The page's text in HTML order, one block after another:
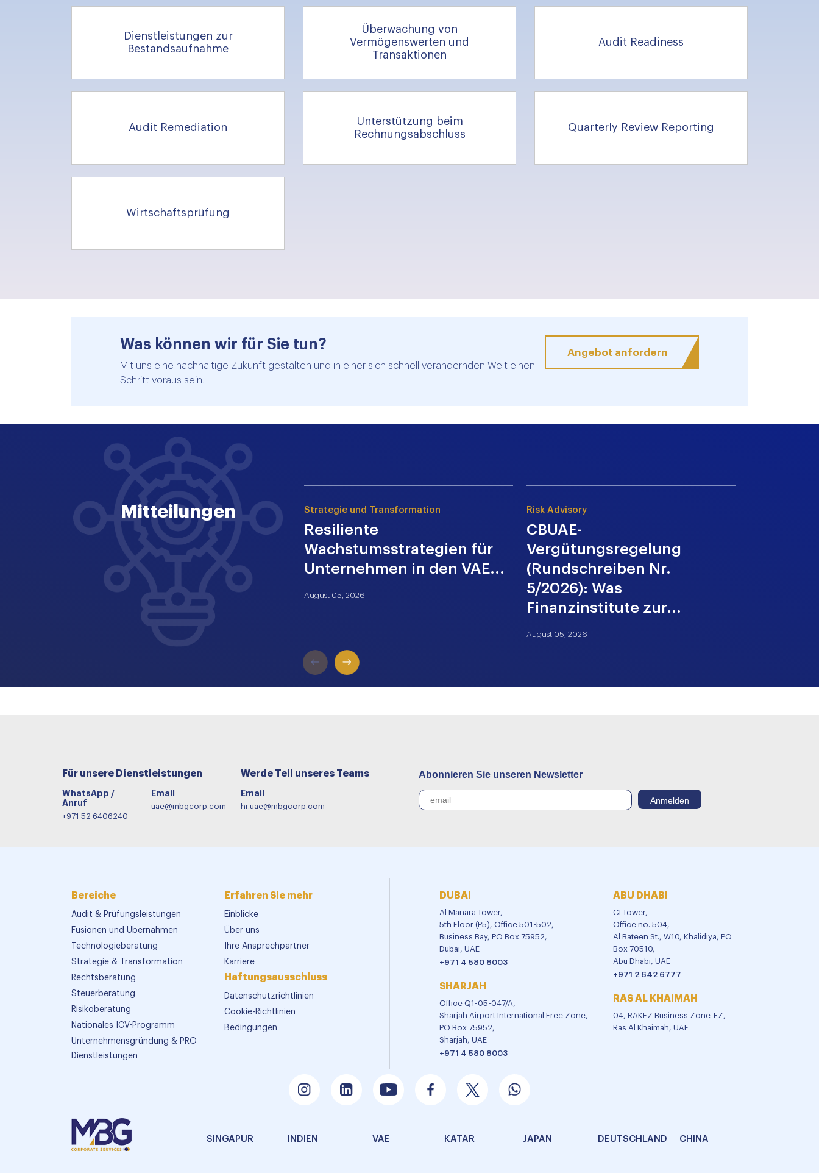
Dienstleistungen zur
Bestandsaufnahme
Überwachung von
Vermögenswerten und
Transaktionen
Audit Readiness
Audit Remediation
Unterstützung beim
Rechnungsabschluss
Quarterly Review Reporting
Wirtschaftsprüfung
Was können wir für Sie tun?
Mit uns eine nachhaltige Zukunft gestalten und in einer sich schnell verändernden Welt einen
Schritt voraus sein.
Angebot anfordern
Mitteilungen Strategie und Transformation
Resiliente
Wachstumsstrategien für
Unternehmen in den VAE...
August 05, 2026
Risk Advisory
CBUAE-
Vergütungsregelung
(Rundschreiben Nr.
5/2026): Was
Finanzinstitute zur...
August 05, 2026
Für unsere Dienstleistungen
WhatsApp /
Anruf
+971 52 6406240
Email
uae@mbgcorp.com
Werde Teil unseres Teams
Email
hr.uae@mbgcorp.com
Abonnieren Sie unseren Newsletter
Bereiche
Audit & Prüfungsleistungen
Fusionen und Übernahmen
Technologieberatung
Strategie & Transformation
Rechtsberatung
Steuerberatung
Risikoberatung
Nationales ICV-Programm
Unternehmensgründung & PRO
Dienstleistungen
Erfahren Sie mehr
Einblicke
Über uns
Ihre Ansprechpartner
Karriere
Haftungsausschluss
Datenschutzrichtlinien
Cookie-Richtlinien
Bedingungen
DUBAI
Al Manara Tower,
5th Floor (P5), Office 501-502,
Business Bay, PO Box 75952,
Dubai, UAE
+971 4 580 8003
SHARJAH
Office Q1-05-047/A,
Sharjah Airport International Free Zone,
PO Box 75952,
Sharjah, UAE
+971 4 580 8003
ABU DHABI
CI Tower,
Office no. 504,
Al Bateen St., W10, Khalidiya, PO
Box 70510,
Abu Dhabi, UAE
+971 2 642 6777
RAS AL KHAIMAH
04, RAKEZ Business Zone-FZ,
Ras Al Khaimah, UAE
SINGAPUR INDIEN VAE KATAR JAPAN DEUTSCHLAND CHINA